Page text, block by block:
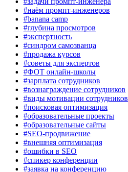
#наём промпт-инженеров
#banana camp
#глубина просмотров
#экспертность
#синдром самозванца
#продажа курсов
#советы для экспертов
#ФОТ онлайн-школы
#зарплата сотрудников
#вознаграждение сотрудников
#виды мотивации сотрудников
#поисковая оптимизация
#образовательные проекты
#образовательные сайты
#SEO-продвижение
#внешняя оптимизация
#ошибки в SEO
#спикер конференции
#заявка на конференцию